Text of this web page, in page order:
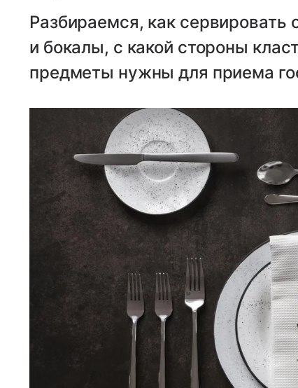
Разбираемся, как сервировать
и бокалы, с какой стороны
предметы нужны для приема